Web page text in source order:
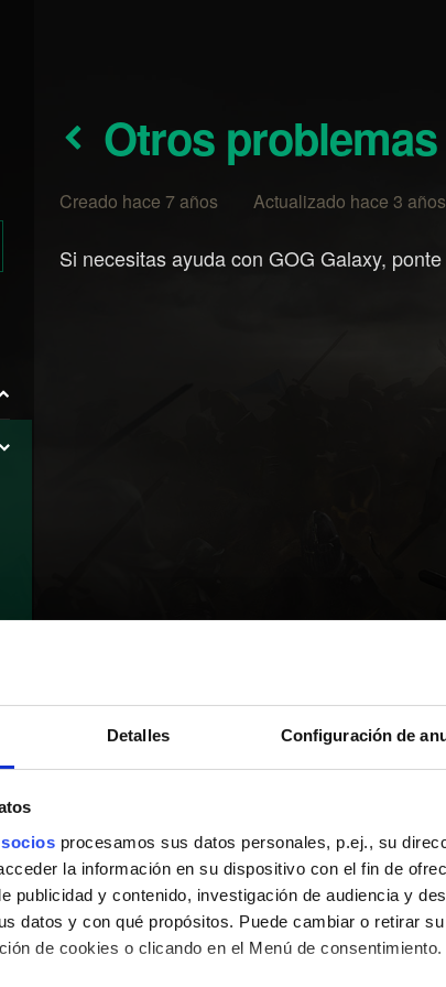
Detalles Configuración de
procesamos sus datos personales, p.ej., su
la información en su dispositivo con el fin de
publicidad y contenido, investigación de audiencia y
datos y con qué propósitos. Puede cambiar o retirar
de cookies o clicando en el Menú de consentimiento.
Otros
Creado hace 7 años Actualizado hace 3 años
Si necesitas ayuda con GOG Galaxy,